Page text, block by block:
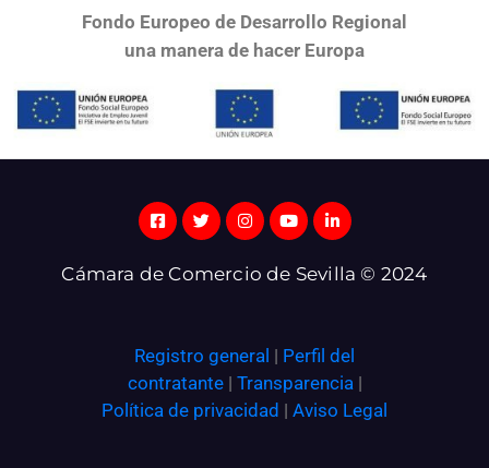
Fondo Europeo de Desarrollo Regional
una manera de hacer Europa
Cámara de Comercio de Sevilla © 2024
Registro general | Perfil del
contratante| Transparencia |
Política de privacidad | Aviso Legal